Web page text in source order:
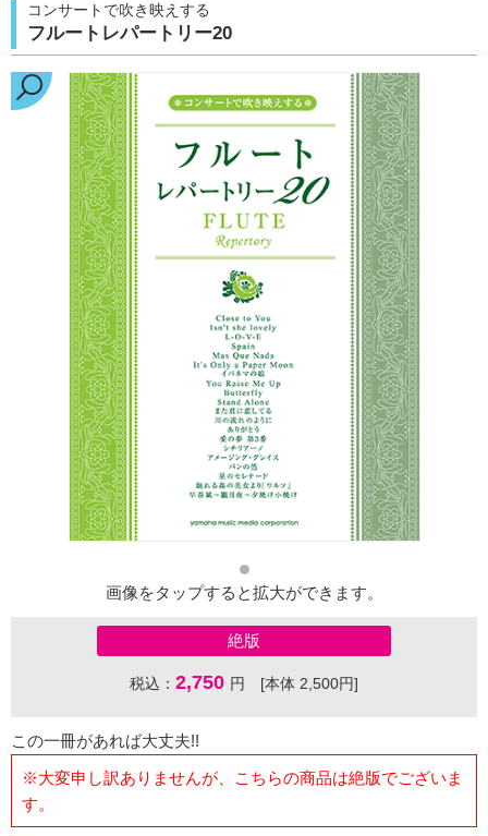
コンサートで吹き映えする
フルートレパートリー20
画像をタップすると拡大ができます。
絶版
税込： 2,750 円 [本体 2,500円]
この一冊があれば大丈夫!!
※大変申し訳ありませんが、こちらの商品は絶版でございま
す。